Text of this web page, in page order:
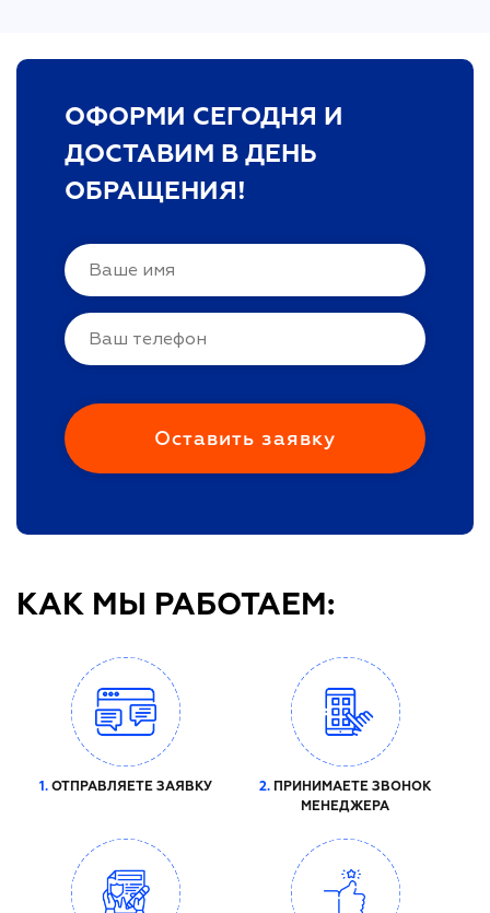
ОФОРМИ СЕГОДНЯ И
ДОСТАВИМ В ДЕНЬ
ОБРАЩЕНИЯ!
КАК МЫ РАБОТАЕМ:
1. ОТПРАВЛЯЕТЕ ЗАЯВКУ 2. ПРИНИМАЕТЕ ЗВОНОК
МЕНЕДЖЕРА